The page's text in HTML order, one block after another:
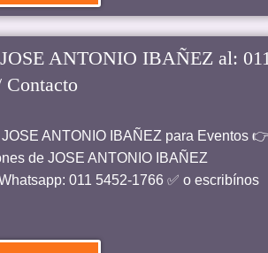
ANTONIO IBAÑEZ al: 011
Contacto
ANTONIO IBAÑEZ para Eventos 👉
de JOSE ANTONIO IBAÑEZ
011 5452-1766 ✅ o escribínos